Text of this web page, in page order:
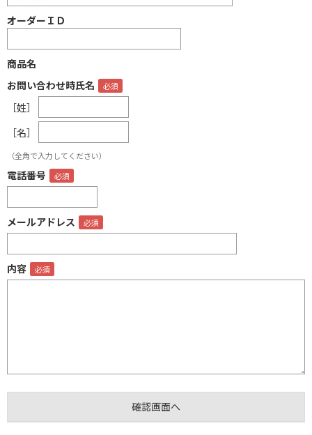
オーダーＩＤ
商品名
お問い合わせ時氏名
［姓］
［名］
（全角で入力してください）
電話番号
メールアドレス
内容